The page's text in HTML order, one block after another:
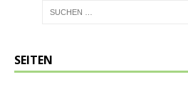
SEITEN